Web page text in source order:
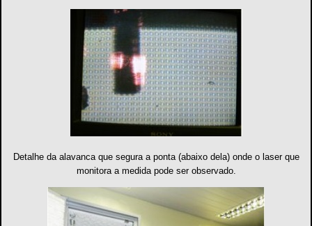
Detalhe da alavanca que segura a ponta (abaixo dela) onde o laser que
monitora a medida pode ser observado.